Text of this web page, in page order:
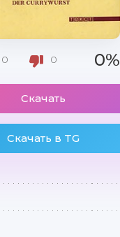
0 0 0%
Скачать
Скачать в TG